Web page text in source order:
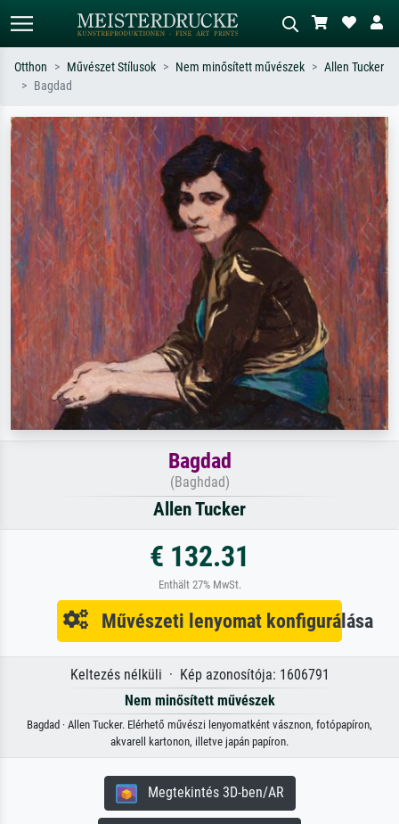
Keressen művész, műcím vagy stílus
szerint – pl. Monet, Csillagos éj,
impresszionizmus, Hokusai-hullám,
akt.
Írja le a jelenetet – pl. zöld rét, sok
piros absztrakt, sötét olajkép, álló akt
egy fa mellett.
Otthon Művészet Stílusok Nem minősített művészek
Allen Tucker
Bagdad
Bagdad
(Baghdad)
Allen Tucker
€ 132.31
Enthält 27% MwSt.
Művészeti lenyomat konfigurálása
Keltezés nélküli · Kép azonosítója: 1606791
Nem minősített művészek
Bagdad · Allen Tucker. Elérhető művészi lenyomatként vásznon, fotópapíron,
akvarell kartonon, illetve japán papíron.
Megtekintés 3D-ben/AR